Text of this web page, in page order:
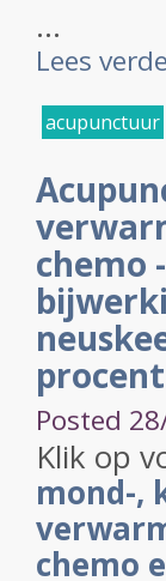
...
Lees
acupunctuur
chemo
procent
Posted
Klik op
mond-,
chemo